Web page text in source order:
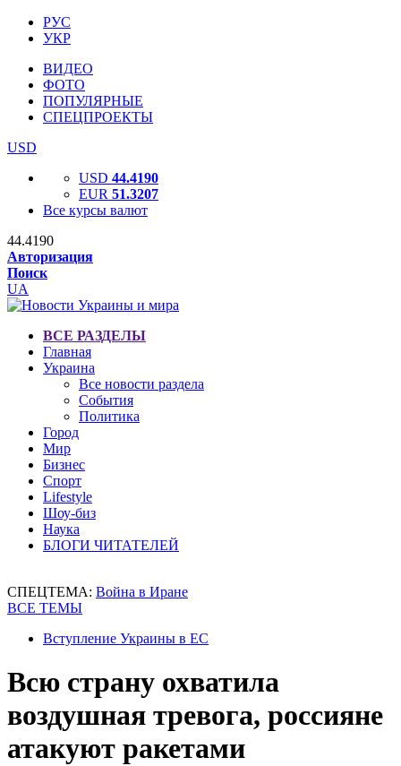
РУС
УКР
ВИДЕО
ФОТО
ПОПУЛЯРНЫЕ
СПЕЦПРОЕКТЫ
USD
USD 44.4190
EUR 51.3207
Все курсы валют
44.4190
Авторизация
Поиск
UA
ВСЕ РАЗДЕЛЫ
Главная
Украина
Все новости раздела
События
Политика
Город
Мир
Бизнес
Спорт
Lifestyle
Шоу-биз
Наука
БЛОГИ ЧИТАТЕЛЕЙ
СПЕЦТЕМА: Война в Иране
ВСЕ ТЕМЫ
Вступление Украины в ЕС
Всю страну охватила
воздушная тревога, россияне
атакуют ракетами